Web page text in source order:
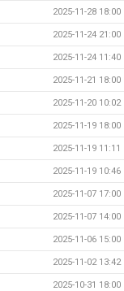
2025-11-28 18:00
2025-11-24 21:00
2025-11-24 11:40
2025-11-21 18:00
2025-11-20 10:02
2025-11-19 18:00
2025-11-19 11:11
2025-11-19 10:46
2025-11-07 17:00
2025-11-07 14:00
2025-11-06 15:00
2025-11-02 13:42
2025-10-31 18:00